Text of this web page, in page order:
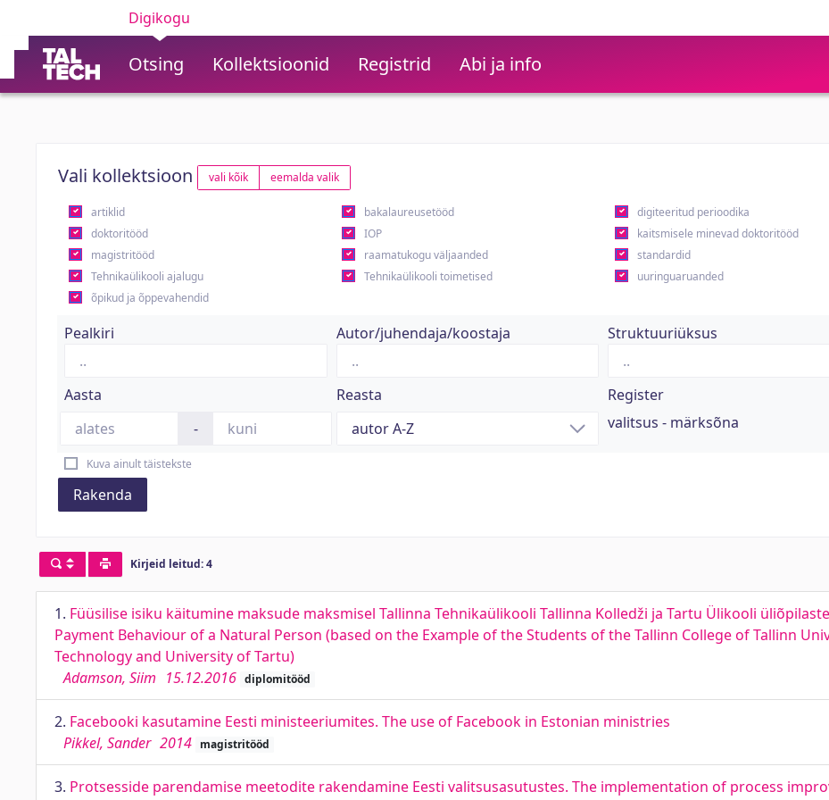
Digikogu
Otsing Kollektsioonid Registrid Abi ja info
Vali kollektsioon vali kõik eemalda valik
artiklid bakalaureusetööd digiteeritud perioodika
doktoritööd
IOP kaitsmisele minevad doktoritööd
magistritööd
raamatukogu väljaanded standardid
Tehnikaülikooli ajalugu
Tehnikaülikooli toimetised uuringuaruanded
õpikud ja õppevahendid
Pealkiri Autor/juhendaja/koostaja Struktuuriüksus
Aasta
-
Reasta
Register
valitsus - märksõna
Kuva ainult täistekste
Rakenda
Kirjeid leitud: 4
1. Füüsilise isiku käitumine maksude maksmisel Tallinna Tehnikaülikooli Tallinna Kolledži ja Tartu Ülikooli
Payment Behaviour of a Natural Person (based on the Example of the Students of the Tallinn College of Tallinn
Technology and University of Tartu)
Adamson, Siim 15.12.2016 diplomitööd
2. Facebooki kasutamine Eesti ministeeriumites. The use of Facebook in Estonian ministries
Pikkel, Sander 2014 magistritööd
3. Protsesside parendamise meetodite rakendamine Eesti valitsusasutustes. The implementation of process